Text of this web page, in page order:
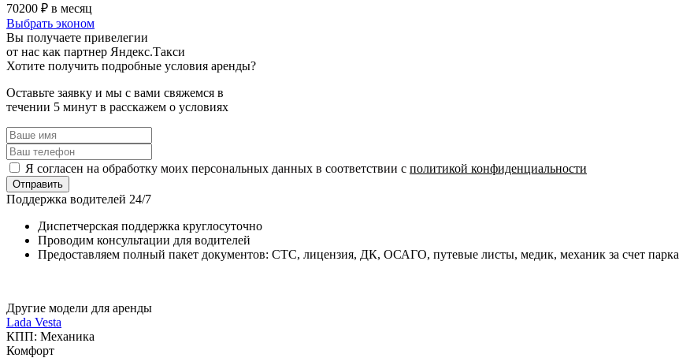
70200 ₽ в месяц
Выбрать эконом
Вы получаете привелегии
от нас как партнер Яндекс.Такси
Хотите получить подробные условия аренды?
Оставьте заявку и мы с вами свяжемся в
течении 5 минут в расскажем о условиях
Я согласен на обработку моих персональных данных в соответствии с политикой конфиденциальности
Отправить
Поддержка водителей 24/7
Диспетчерская поддержка круглосуточно
Проводим консультации для водителей
Предоставляем полный пакет документов: СТС, лицензия, ДК, ОСАГО, путевые листы, медик, механик за счет парка
Другие модели для аренды
Lada Vesta
КПП: Механика
Комфорт